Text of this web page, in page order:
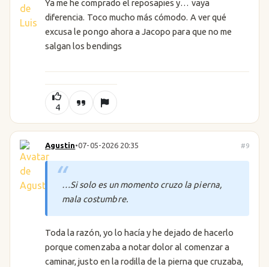
Ya me he comprado el reposapies y… vaya
diferencia. Toco mucho más cómodo. A ver qué
excusa le pongo ahora a Jacopo para que no me
salgan los bendings
4
Agustin•07-05-2026 20:35 #9
…Si solo es un momento cruzo la pierna,
mala costumbre.
Toda la razón, yo lo hacía y he dejado de hacerlo
porque comenzaba a notar dolor al comenzar a
caminar, justo en la rodilla de la pierna que cruzaba,